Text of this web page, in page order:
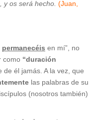
os será hecho. (Juan,
permanecéis en mí”, no
como “duración
él jamás. A la vez, que
las palabras de su
(nosotros también)